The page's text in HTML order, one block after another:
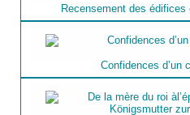
Recensement des
Confidences d’un